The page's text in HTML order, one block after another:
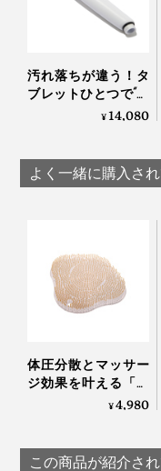
そして、初めて『
翌朝は、目が覚めた
このダルさ、温泉地
反応と似ていると思
こんな体の変化は、
とはありません。
“重炭酸湯”の力を
のお風呂に入るの
汚れ落ちが違う！タ
ブレットひとつで“重
炭酸湯”が浴びれる｜
ッド
¥14,080
よく一緒に購入さ
体圧分散とマッサー
ジ効果を叶える「バ
スタブクッション」
¥4,980
この商品が紹介さ